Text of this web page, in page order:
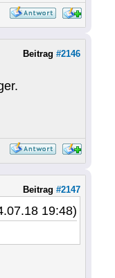
Beitrag #2146
Beitrag #2147
19:48)